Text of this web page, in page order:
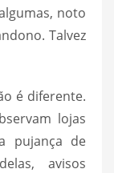
noto
Talvez
é diferente.
lojas
pujança de
avisos